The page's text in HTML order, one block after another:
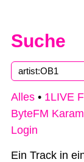
Suche
Alles • 1LIVE
ByteFM
Login
Ein Track in